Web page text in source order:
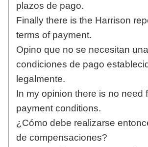
plazos de pago.
Finally there is the Harrison
terms of payment.
Opino que no se necesitan
condiciones de pago
legalmente.
In my opinion there is no need
payment conditions.
¿Cómo debe realizarse
de compensaciones?